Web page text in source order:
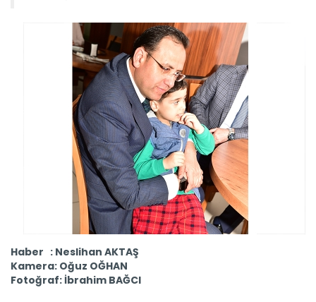
Haber : Neslihan AKTAŞ
Kamera: Oğuz OĞHAN
Fotoğraf: İbrahim BAĞCI